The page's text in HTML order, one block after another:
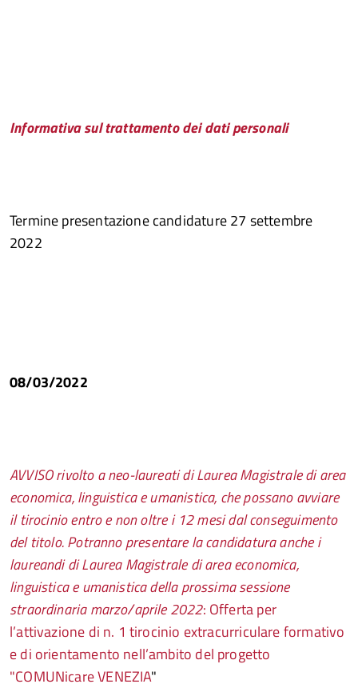
Informativa sul trattamento dei dati personali
Termine presentazione candidature 27 settembre
2022
08/03/2022
AVVISO rivolto a neo-laureati di Laurea Magistrale di area
economica, linguistica e umanistica, che possano avviare
il tirocinio entro e non oltre i 12 mesi dal conseguimento
del titolo.Potranno presentare la candidatura anche i
laureandi di Laurea Magistrale di area economica,
linguistica e umanistica della prossima sessione
straordinaria marzo/aprile 2022: Offerta per
l’attivazione di n. 1 tirocinio extracurriculare formativo
e di orientamento nell’ambito del progetto
"COMUNicare VENEZIA"